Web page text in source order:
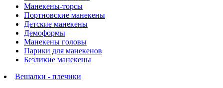
Манекены-торсы
Портновские манекены
Детские манекены
Демоформы
Манекены головы
Парики для манекенов
Безликие манекены
Вешалки - плечики